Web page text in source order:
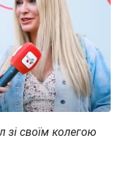
зі своїм колегою